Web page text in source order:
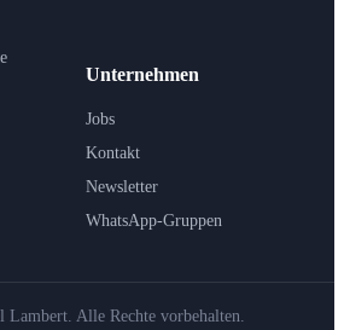
Unternehmen
Jobs
Kontakt
Newsletter
WhatsApp-Gruppen
Lambert. Alle Rechte vorbehalten.